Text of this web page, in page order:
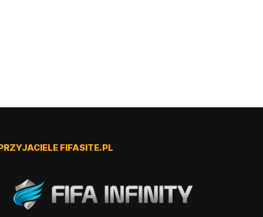
FIFASITE.PL